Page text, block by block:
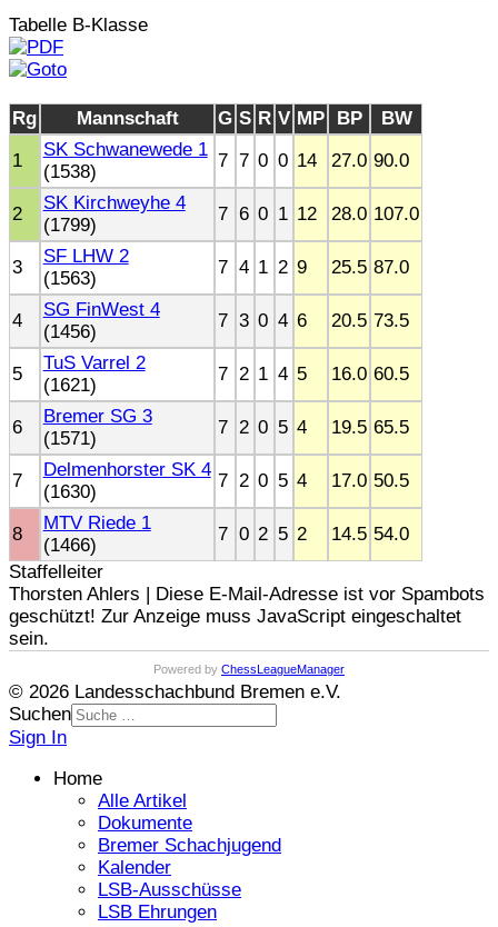
Tabelle B-Klasse
Rg Mannschaft G S R V MP BP
BW
1
SK Schwanewede 1
(1538)
7 7 0 0 14 27.0 90.0
2
SK Kirchweyhe 4
(1799)
7 6 0 1 12 28.0 107.0
3
SF LHW 2
(1563)
7 4 1 2 9 25.5 87.0
4
SG FinWest 4
(1456)
7 3 0 4 6 20.5 73.5
5
TuS Varrel 2
(1621)
7 2 1 4 5 16.0 60.5
6
Bremer SG 3
(1571)
7 2 0 5 4 19.5 65.5
7
Delmenhorster SK 4
(1630)
7 2 0 5 4 17.0 50.5
8
MTV Riede 1
(1466)
7 0 2 5 2 14.5 54.0
Staffelleiter
Thorsten Ahlers | Diese E-Mail-Adresse ist vor Spambots
geschützt! Zur Anzeige muss JavaScript eingeschaltet
sein.
Powered by ChessLeagueManager
© 2026 Landesschachbund Bremen e.V.
Suchen
Sign In
Home
Alle Artikel
Dokumente
Bremer Schachjugend
Kalender
LSB-Ausschüsse
LSB Ehrungen